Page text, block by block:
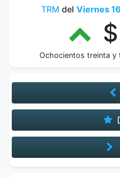
TRM del Viernes
Ochocientos treinta y